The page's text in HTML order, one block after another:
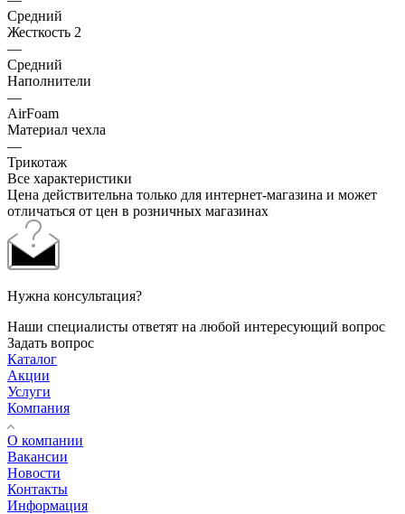
Средний
Жесткость 2
—
Средний
Наполнители
—
AirFoam
Материал чехла
—
Трикотаж
Все характеристики
Цена действительна только для интернет-магазина и может
отличаться от цен в розничных магазинах
Нужна консультация?
Наши специалисты ответят на любой интересующий вопрос
Задать вопрос
Каталог
Акции
Услуги
Компания
О компании
Вакансии
Новости
Контакты
Информация